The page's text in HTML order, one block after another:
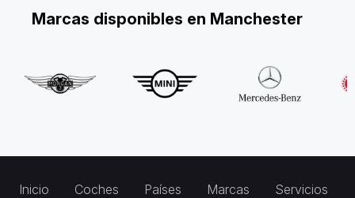
Marcas disponibles en Manchester
Inicio Coches Países Marcas Servicios